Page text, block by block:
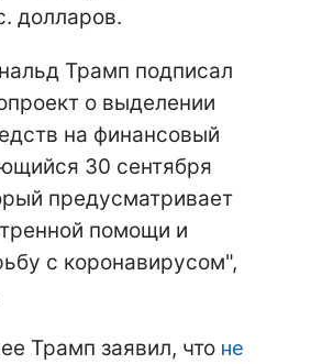
долларов.
Трамп подписал
о выделении
на финансовый
30 сентября
предусматривает
помощи и
с коронавирусом",
Трамп заявил, что не